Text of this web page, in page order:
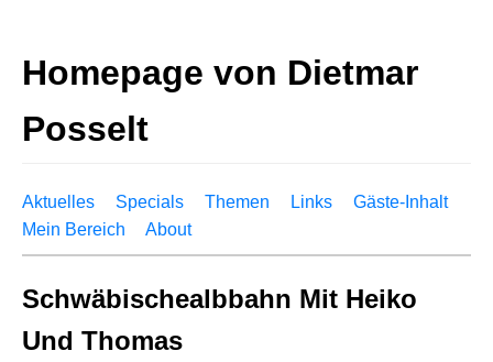
Homepage von Dietmar
Posselt
Aktuelles Specials Themen Links
Gäste-Inhalt
Mein Bereich
About
Schwäbischealbbahn Mit Heiko
Und Thomas